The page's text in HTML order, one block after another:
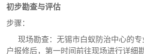
初步勘查与评估
步骤：
现场勘查：无锡市白蚁防治中心的专
户报修后，第一时间前往现场进行详细